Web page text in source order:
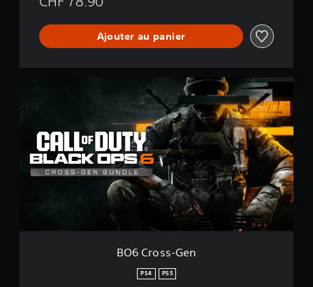
Ajouter au panier
BO6 Cross-Gen
PS4 PS5